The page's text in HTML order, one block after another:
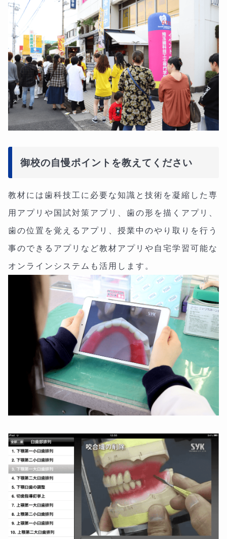
御校の自慢ポイントを教えてください
教材には歯科技工に必要な知識と技術を凝縮した専
用アプリや国試対策アプリ、歯の形を描くアプリ、
歯の位置を覚えるアプリ、授業中のやり取りを行う
事のできるアプリなど教材アプリや自宅学習可能な
オンラインシステムも活用します。